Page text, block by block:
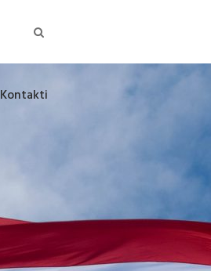
Kontakti